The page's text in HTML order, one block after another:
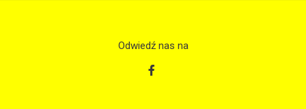
Odwiedź nas na